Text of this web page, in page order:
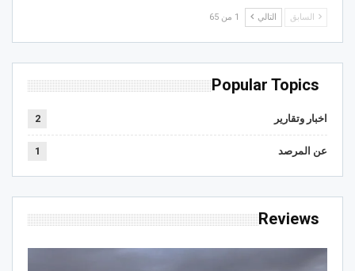
السابق التالي 1 من 65
Popular Topics
اخبار وتقارير 2
عن المرصد 1
Reviews